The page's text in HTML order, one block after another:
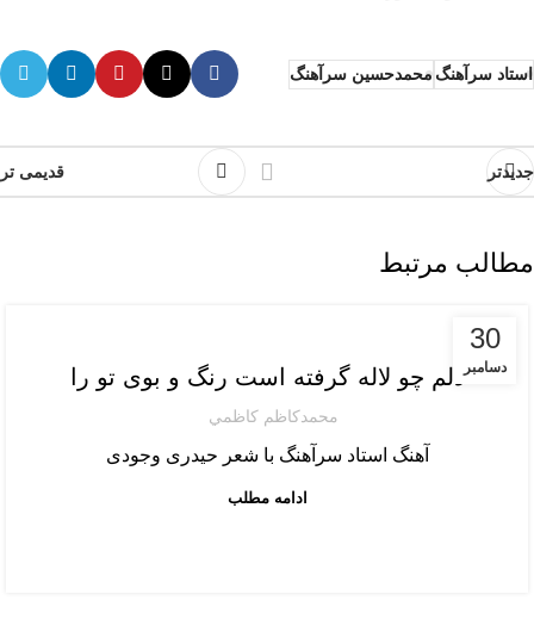
استاد سرآهنگمحمدحسین سرآهنگ
جدیدتر قدیمی تر
مطالب مرتبط
30
دسامبر
محمدحسین سرآهنگ
دلم چو لاله گرفته است رنگ و بوی تو را
محمدكاظم كاظمي
آهنگ استاد سرآهنگ با شعر حیدری وجودی
ادامه مطلب